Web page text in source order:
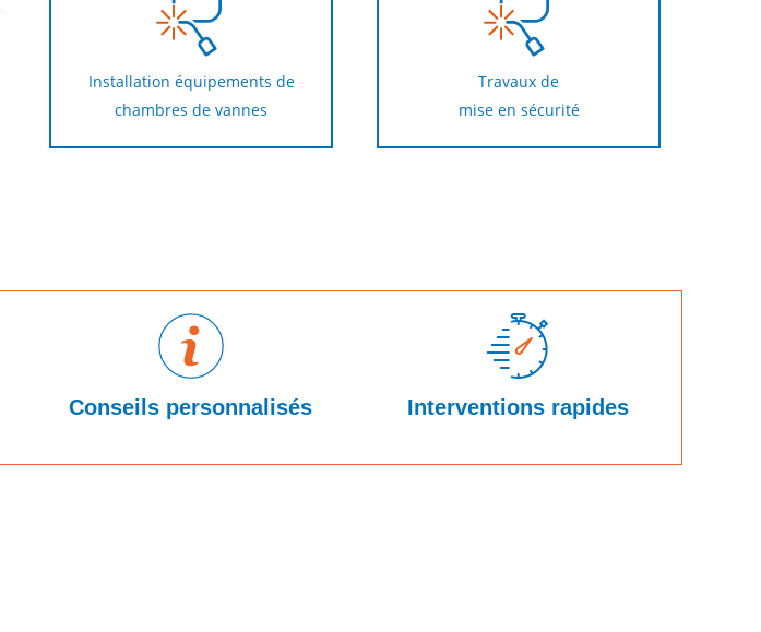
Installation équipements de
chambres de vannes
Travaux de
mise en sécurité
Conseils personnalisés Interventions rapides